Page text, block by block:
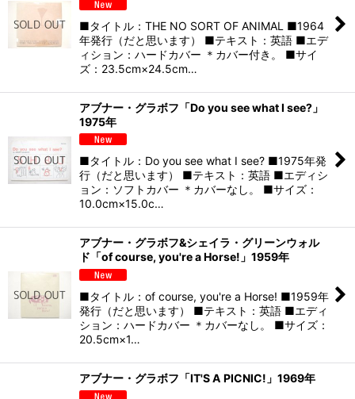
■タイトル：THE NO SORT OF ANIMAL ■1964
年発行（だと思います） ■テキスト：英語 ■エデ
ィション：ハードカバー ＊カバー付き。 ■サイ
ズ：23.5cm×24.5cm…
アブナー・グラボフ「Do you see what I see?」
1975年
■タイトル：Do you see what I see? ■1975年発
行（だと思います） ■テキスト：英語 ■エディシ
ョン：ソフトカバー ＊カバーなし。 ■サイズ：
10.0cm×15.0c…
アブナー・グラボフ&シェイラ・グリーンウォル
ド「of course, you're a Horse!」1959年
■タイトル：of course, you're a Horse! ■1959年
発行（だと思います） ■テキスト：英語 ■エディ
ション：ハードカバー ＊カバーなし。 ■サイズ：
20.5cm×1…
アブナー・グラボフ「IT'S A PICNIC!」1969年